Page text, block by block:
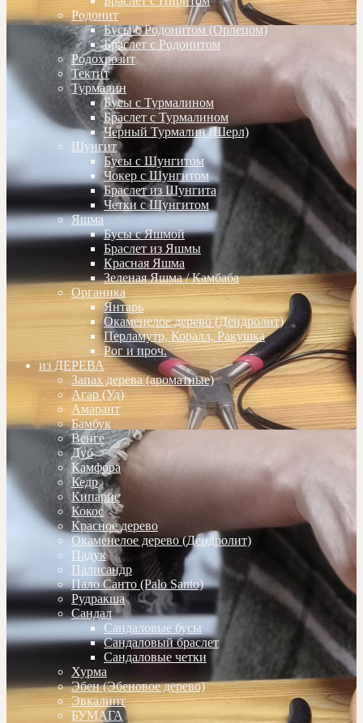
Родонит
Бусы с Родонитом (Орлецом)
Браслет с Родонитом
Родохрозит
Тектит
Турмалин
Бусы с Турмалином
Браслет с Турмалином
Черный Турмалин (Шерл)
Шунгит
Бусы с Шунгитом
Чокер с Шунгитом
Браслет из Шунгита
Четки с Шунгитом
Яшма
Бусы с Яшмой
Браслет из Яшмы
Красная Яшма
Зеленая Яшма / Камбаба
Органика
Янтарь
Окаменелое дерево (Дендролит)
Перламутр, Коралл, Ракушка
Рог и проч.
из ДЕРЕВА
Запах дерева (ароматные)
Агар (Уд)
Амарант
Бамбук
Венге
Дуб
Камфора
Кедр
Кипарис
Кокос
Красное дерево
Окаменелое дерево (Дендролит)
Падук
Палисандр
Пало Санто (Palo Santo)
Рудракша
Сандал
Сандаловые бусы
Сандаловый браслет
Сандаловые четки
Хурма
Эбен (Эбеновое дерево)
Эвкалипт
БУМАГА